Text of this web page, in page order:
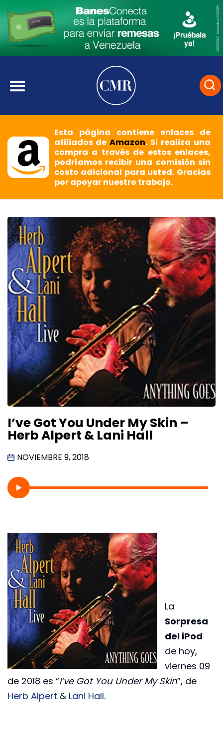
Esta página contiene enlaces de
afiliados deAmazon. Si realiza una
compra a través de estos enlaces,
podríamos recibir una comisión sin
costo adicional para usted. Gracias
por apoyar nuestro trabajo.
I’ve Got You Under My Skin –
Herb Alpert & Lani Hall
NOVIEMBRE 9, 2018
La
Sorpresa
del iPod
de hoy,
viernes 09
de 2018 es “I’ve Got You Under My Skin”, de
Herb Alpert & Lani Hall.